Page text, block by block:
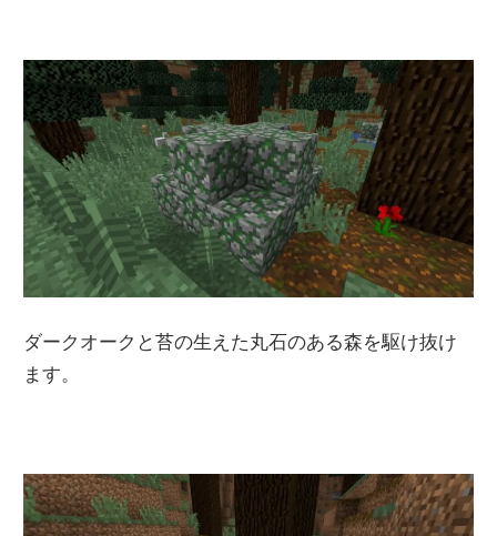
ダークオークと苔の生えた丸石のある森を駆け抜け
ます。